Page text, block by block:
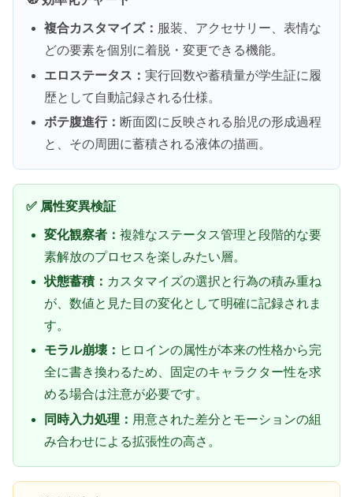
複合カスタマイズ： 服装、アクセサリー、表情な
どの要素を個別に着脱・変更できる機能。
エロステータス：実行回数や蓄積量が学生証に履
歴として自動記録される仕様。
ボテ腹進行： 断面図に反映される胎児の形成過程
と、その周囲に蓄積される液体の描画。
✅ 属性変異検証
変化観察者：複雑なステータス管理と段階的な要
素解放のプロセスを楽しみたい層。
状態蓄積： カスタマイズの選択と行為の積み重ね
が、数値と見た目の変化として明確に記録されま
す。
モラル崩壊： ヒロインの属性が本来の性格から完
全に書き換わるため、固定のキャラクター性を求
める場合は注意が必要です。
同時入力処理： 用意された差分とモーションの組
み合わせによる拡張性の高さ。